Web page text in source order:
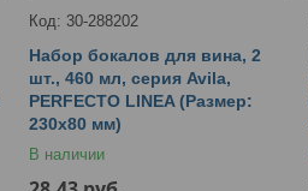
30-288202
Набор бокалов для вина, 2
шт., 460 мл, серия Avila,
PERFECTO LINEA (Размер:
230х80 мм)
В наличии